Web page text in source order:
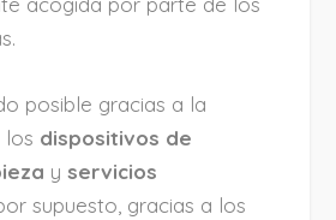
posible gracias a la
los dispositivos de
yservicios
por supuesto, gracias a los